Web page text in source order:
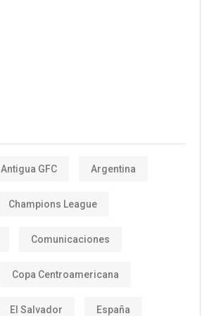
Antigua GFC Argentina
Champions League
Comunicaciones
Copa Centroamericana
El Salvador España